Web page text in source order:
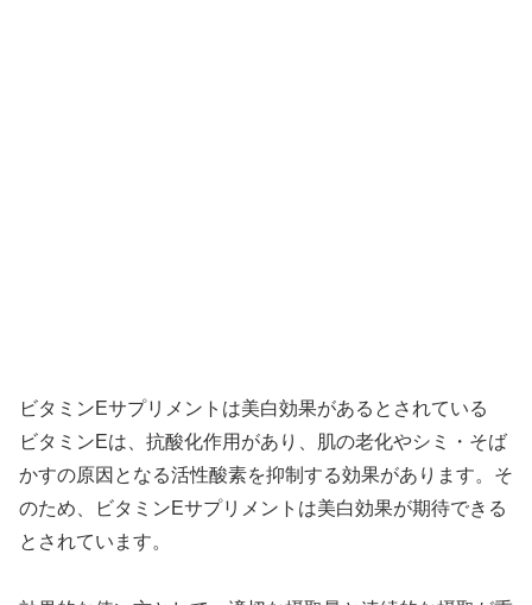
ビタミンEサプリメントは美白効果があるとされている
ビタミンEは、抗酸化作用があり、肌の老化やシミ・そば
かすの原因となる活性酸素を抑制する効果があります。そ
のため、ビタミンEサプリメントは美白効果が期待できる
とされています。